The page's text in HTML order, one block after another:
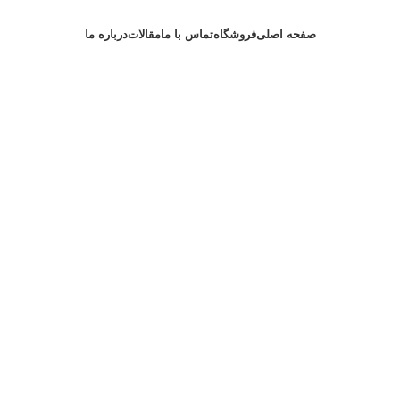
صفحه اصلیفروشگاهتماس با مامقالاتدرباره ما